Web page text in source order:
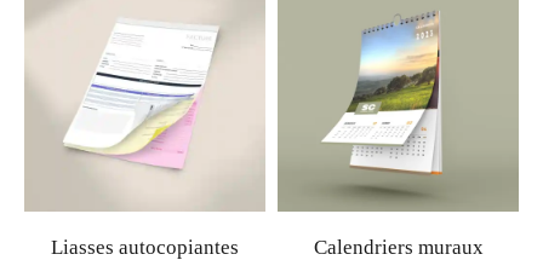
Liasses autocopiantes Calendriers muraux